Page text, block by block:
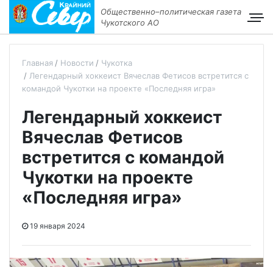
Общественно–политическая газета
Чукотского АО
Главная Новости
Чукотка
Легендарный хоккеист Вячеслав Фетисов встретится с
командой Чукотки на проекте «Последняя игра»
Легендарный хоккеист
Вячеслав Фетисов
встретится с командой
Чукотки на проекте
«Последняя игра»
19 января 2024